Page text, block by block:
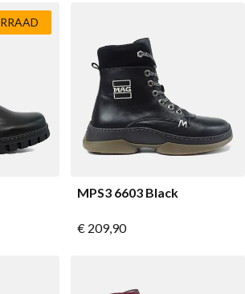
MPS3 6603 Black
Vanaf
€ 209,90